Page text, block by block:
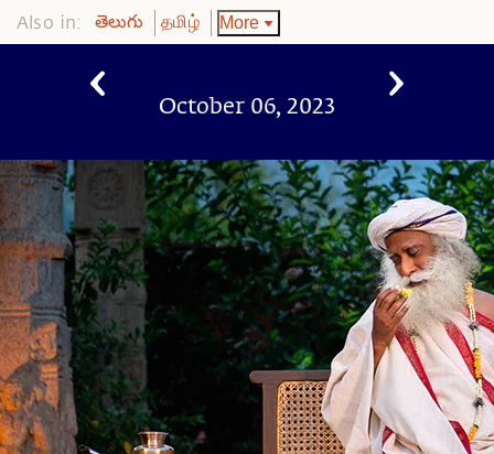
Also in: తెలుగు தமிழ் More
October 06, 2023